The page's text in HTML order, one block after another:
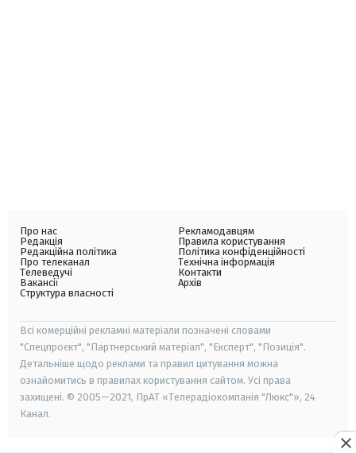
Про нас
Редакція
Редакційна політика
Про телеканал
Телеведучі
Вакансії
Структура власності
Рекламодавцям
Правила користування
Політика конфіденційності
Технічна інформація
Контакти
Архів
Всі комерційні рекламні матеріали позначені словами
"Спецпроєкт", "Партнерський матеріал", "Експерт", "Позиція".
Детальніше щодо реклами та правил цитування можна
ознайомитись в правилах користування сайтом. Усі права
захищені. © 2005—2021, ПрАТ «Телерадіокомпанія "Люкс"», 24
Канал.